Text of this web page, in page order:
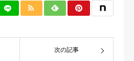
次の記事